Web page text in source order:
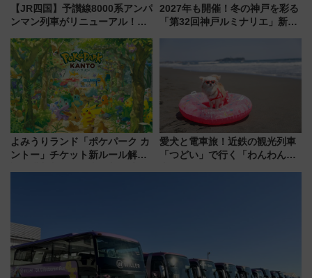
【JR四国】予讃線8000系アンパ
ンマン列車がリニューアル！内
今年12月
2027年も開催！冬の神戸を彩る
「第32回神戸ルミナリエ」新た
よみうりランド「ポケパーク カ
ントー」チケット新ルール解
愛犬と電車旅！近鉄の観光列車
「つどい」で行く「わんわん列